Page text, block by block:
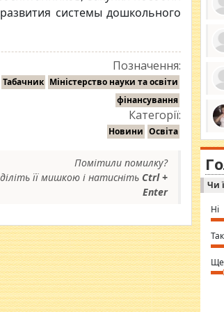
системы дошкольного
Позначення:
Табачник Міністерство науки та освіти
фінансування
Категорії:
Новини Освіта
Помітили помилку?
її мишкою і натисніть Ctrl +
Enter
за
ми
in
⇒
Чи
Ні
Так
Ще